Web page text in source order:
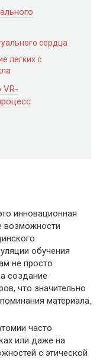
сердца
легких с
VR-
инновационная
возможности
обучения
не просто
создание
что значительно
материала.
часто
или даже на
с этической